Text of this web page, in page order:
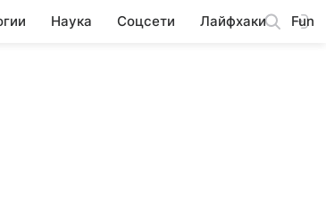
Наука Соцсети Лайфхаки Fun